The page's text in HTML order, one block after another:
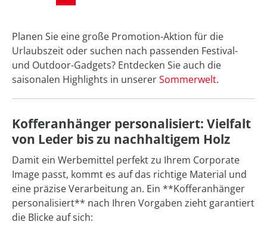
Planen Sie eine große Promotion-Aktion für die
Urlaubszeit oder suchen nach passenden Festival-
und Outdoor-Gadgets? Entdecken Sie auch die
saisonalen Highlights in unsererSommerwelt.
Kofferanhänger personalisiert: Vielfalt
von Leder bis zu nachhaltigem Holz
Damit ein Werbemittel perfekt zu Ihrem Corporate
Image passt, kommt es auf das richtige Material und
eine präzise Verarbeitung an. Ein **Kofferanhänger
personalisiert** nach Ihren Vorgaben zieht garantiert
die Blicke auf sich: